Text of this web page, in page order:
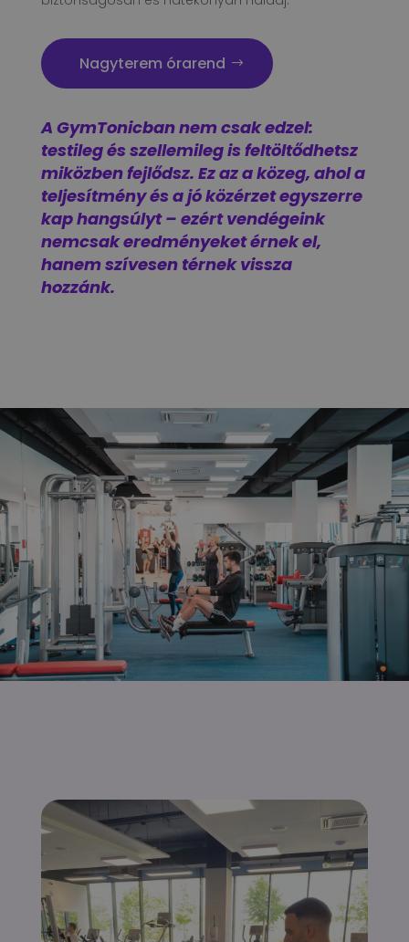
Nagyterem órarend
A GymTonicban nem csak edzel:
testileg és szellemileg is feltöltődhetsz
miközben fejlődsz. Ez az a közeg, ahol a
teljesítmény és a jó közérzet egyszerre
kap hangsúlyt – ezért vendégeink
nemcsak eredményeket érnek el,
hanem szívesen térnek vissza
hozzánk.